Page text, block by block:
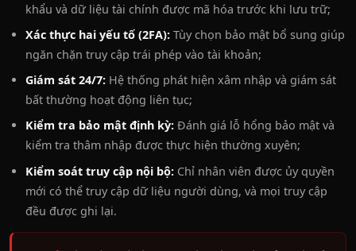
khẩu và dữ liệu tài chính được mã hóa trước khi lưu trữ;
Xác thực hai yếu tố (2FA): Tùy chọn bảo mật bổ sung giúp
ngăn chặn truy cập trái phép vào tài khoản;
Giám sát 24/7: Hệ thống phát hiện xâm nhập và giám sát
bất thường hoạt động liên tục;
Kiểm tra bảo mật định kỳ: Đánh giá lỗ hổng bảo mật và
kiểm tra thâm nhập được thực hiện thường xuyên;
Kiểm soát truy cập nội bộ: Chỉ nhân viên được ủy quyền
mới có thể truy cập dữ liệu người dùng, và mọi truy cập
đều được ghi lại.